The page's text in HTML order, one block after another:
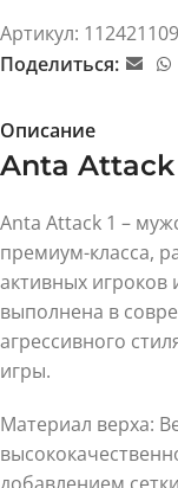
Артикул:
Поделиться:
Описание
Anta Attack
Anta Attack 1 –
премиум-класса,
активных игроков
выполнена в
агрессивного
игры.
Материал верха: